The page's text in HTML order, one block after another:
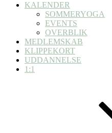
KALENDER
SOMMERYOGA
EVENTS
OVERBLIK
MEDLEMSKAB
KLIPPEKORT
UDDANNELSE
1:1